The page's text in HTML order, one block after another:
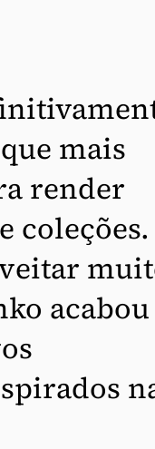
mais
render
coleções.
acabou